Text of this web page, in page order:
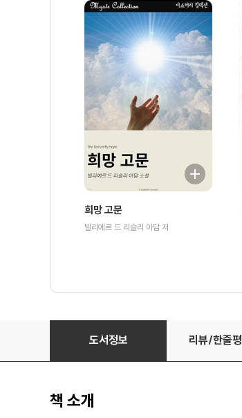
희망 고문
빌리에르 드 리슬리 아담 저
완벽한 강도 - 구석의 탐정
도서정보 리뷰/한줄평
책 소개